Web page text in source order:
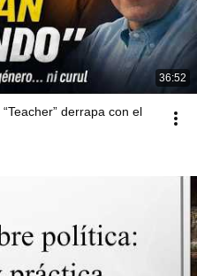
36:52
derrapa con el